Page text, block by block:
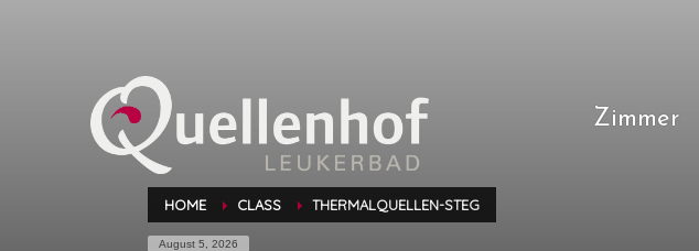
Zimmer
HOME CLASS THERMALQUELLEN-STEG
August 5, 2026